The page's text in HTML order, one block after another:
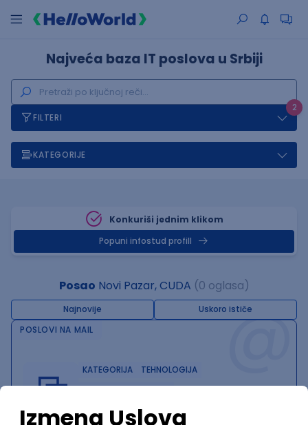
Najveća baza IT poslova u Srbiji
2
FILTERI
KATEGORIJE
Konkuriši jednim klikom
Popuni infostud profill
Posao Novi Pazar, CUDA (0 oglasa)
Najnovije Uskoro ističe@
POSLOVI NA MAIL
KATEGORIJA
TEHNOLOGIJA
SENIORITET
NAČIN RADA